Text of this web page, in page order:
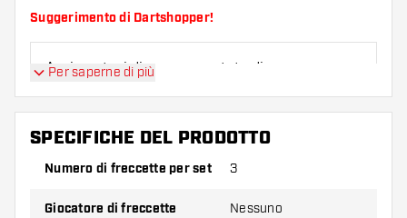
Suggerimento di Dartshopper!
Assicuratevi di avere a portata di mano un gran
danneggiarsi o rompersi con l'uso.
Provate una forma, un materiale o uno
variante vi si addice di più!
Per saperne di più
SPECIFICHE DEL PRODOTTO
Numero di freccette per set 3
Giocatore di freccette Nessuno